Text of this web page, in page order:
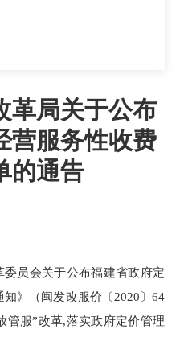
革局关于公布
营服务性收费
的通告
员会关于公布福建省政府定
》（闽发改服价〔2020〕64
管服”改革,落实政府定价管理